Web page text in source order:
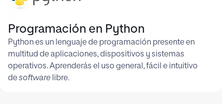
Programación en Python
Python es un lenguaje de programación presente en
multitud de aplicaciones, dispositivos y sistemas
operativos. Aprenderás el uso general, fácil e intuitivo
desoftware libre.